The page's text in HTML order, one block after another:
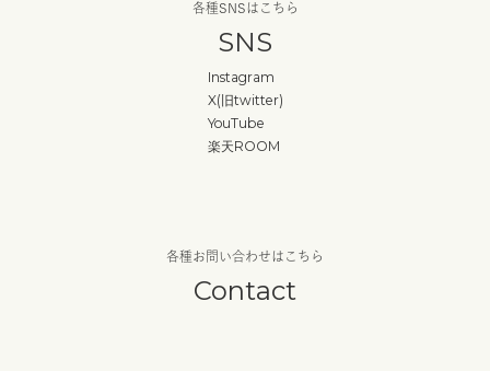
各種SNSはこちら
SNS
Instagram
X(旧twitter)
YouTube
楽天ROOM
各種お問い合わせはこちら
Contact